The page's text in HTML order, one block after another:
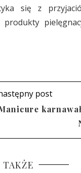
się z
post
TAKŻE